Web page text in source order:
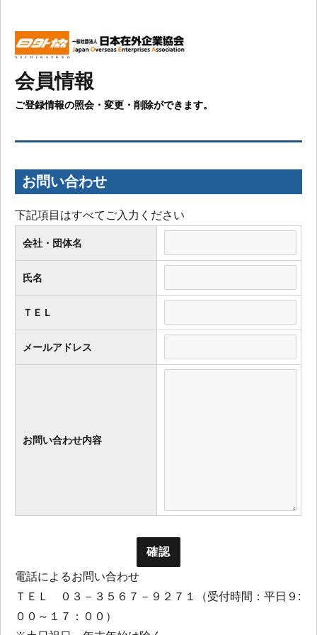
会員情報
ご登録情報の照会・変更・削除ができます。
お問い合わせ
下記項目はすべてご入力ください
会社・団体名
氏名
ＴＥＬ
メールアドレス
お問い合わせ内容
電話によるお問い合わせ
ＴＥＬ ０３－３５６７－９２７１（受付時間：平日９:
００～１７：００）